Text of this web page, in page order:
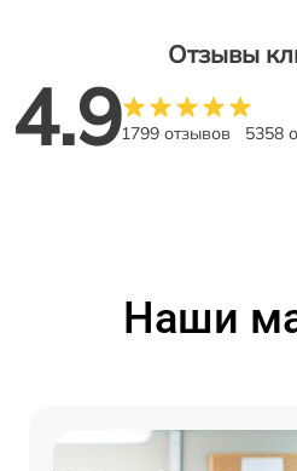
Отзывы
4.91799 отзывов 5358
Наши